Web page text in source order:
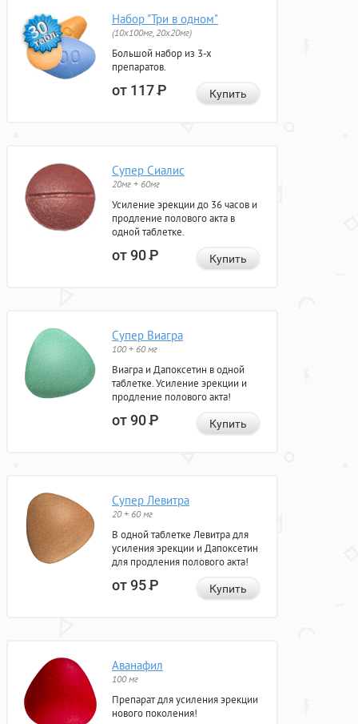
Набор "Три в одном"
(10x100мг, 20x20мг)
Большой набор из 3-х
препаратов.
от 117Р Купить
Супер Сиалис
20мг + 60мг
Усиление эрекции до 36 часов и
продление полового акта в
одной таблетке.
от 90Р Купить
Супер Виагра
100 + 60 мг
Виагра и Дапоксетин в одной
таблетке. Усиление эрекции и
продление полового акта!
от 90Р Купить
Супер Левитра
20 + 60 мг
В одной таблетке Левитра для
усиления эрекции и Дапоксетин
для продления полового акта!
от 95Р Купить
Аванафил
100 мг
Препарат для усиления эрекции
нового поколения!